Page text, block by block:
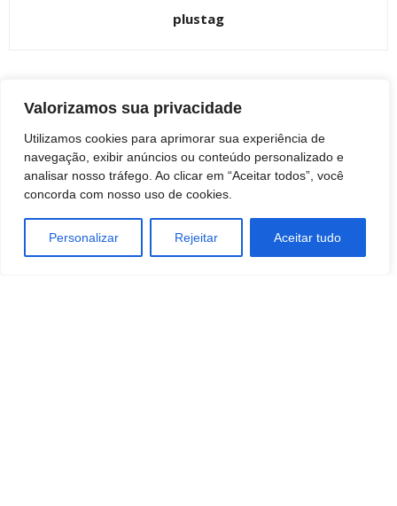
Valorizamos sua privacidade
Utilizamos cookies para aprimorar sua experiência de
navegação, exibir anúncios ou conteúdo personalizado e
analisar nosso tráfego. Ao clicar em “Aceitar todos”, você
concorda com nosso uso de cookies.
Personalizar Rejeitar Aceitar tudo
plustag
ARTIGOS RELACIONADOS Mais do autor
Botucatu: Avenida Vital Brasil deve ser
liberada nos próximos dias
Prefeito Fábio Leite ingressa com ação
judicial contra a realização da marcha da